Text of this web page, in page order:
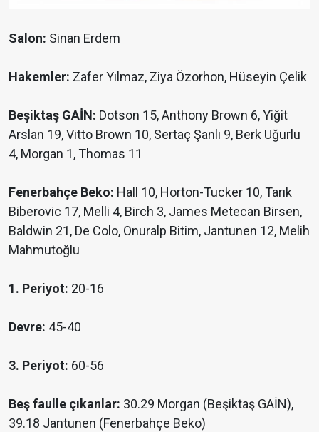
Salon: Sinan Erdem
Hakemler: Zafer Yılmaz, Ziya Özorhon, Hüseyin Çelik
Beşiktaş GAİN: Dotson 15, Anthony Brown 6, Yiğit
Arslan 19, Vitto Brown 10, Sertaç Şanlı 9, Berk Uğurlu
4, Morgan 1, Thomas 11
Fenerbahçe Beko: Hall 10, Horton-Tucker 10, Tarık
Biberovic 17, Melli 4, Birch 3, James Metecan Birsen,
Baldwin 21, De Colo, Onuralp Bitim, Jantunen 12, Melih
Mahmutoğlu
1. Periyot: 20-16
Devre: 45-40
3. Periyot: 60-56
Beş faulle çıkanlar: 30.29 Morgan (Beşiktaş GAİN),
39.18 Jantunen (Fenerbahçe Beko)